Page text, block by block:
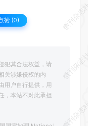
赞 (0)
犯其合法权益，请
关涉嫌侵权的内
用户自行提供，用
，本站不对此承担
微刊杂
微刊杂
微刊杂